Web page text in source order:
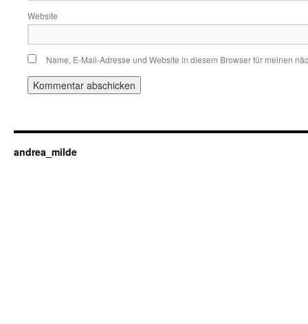
Website
Name, E-Mail-Adresse und Website in diesem Browser für meinen
andrea_milde